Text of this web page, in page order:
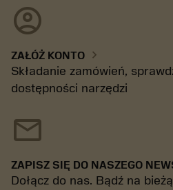
account_circle
ZAŁÓŻ KONTO chevron_right
Składanie zamówień,
dostępności narzędzi
mail
ZAPISZ SIĘ DO NASZEGO
Dołącz do nas. Bądź na